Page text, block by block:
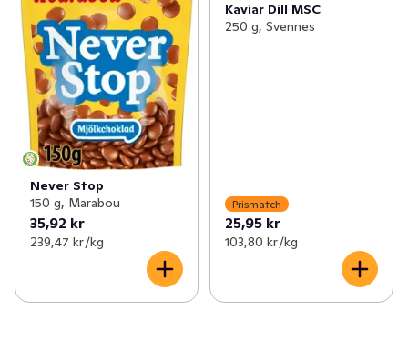
Never Stop
150 g, Marabou
35,92 kr
239,47 kr /kg
Kaviar Dill MSC
250 g, Svennes
Prismatch
25,95 kr
103,80 kr /kg